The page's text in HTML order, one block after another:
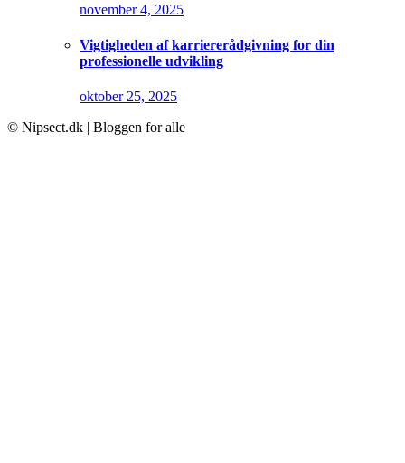
november 4, 2025
Vigtigheden af karriererådgivning for din
professionelle udvikling
oktober 25, 2025
© Nipsect.dk | Bloggen for alle